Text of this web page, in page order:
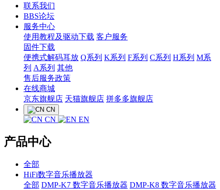
联系我们
BBS论坛
服务中心
使用教程及驱动下载 客户服务
固件下载
便携式解码耳放 Q系列 K系列 F系列 C系列 H系列 M系
列 A系列 其他
售后服务政策
在线商城
京东旗舰店 天猫旗舰店 拼多多旗舰店
CN
CN EN
产品中心
全部
HiFi数字音乐播放器
全部 DMP-K7 数字音乐播放器 DMP-K8 数字音乐播放器